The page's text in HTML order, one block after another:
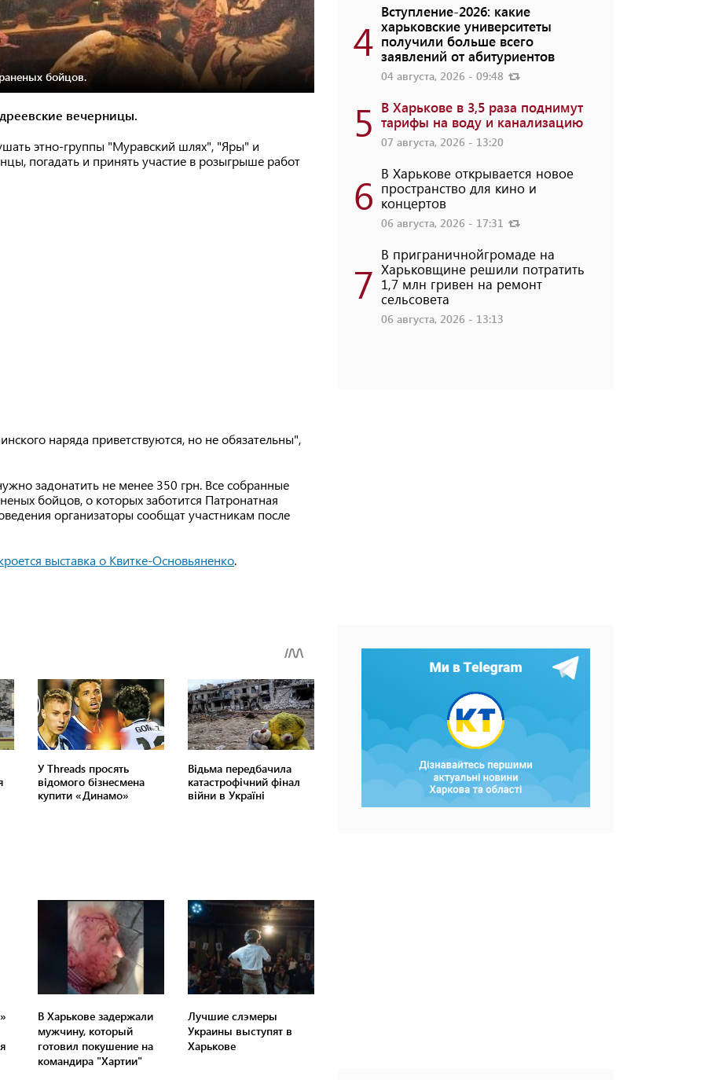
бойцов.
вечерницы.
этно-группы "Муравский шлях", "Яры" и
погадать и принять участие в розыгрыше работ
наряда приветствуются, но не обязательны",
задонатить не менее 350 грн. Все собранные
бойцов, о которых заботится Патронатная
организаторы сообщат участникам после
выставка о Квитке-Основьяненко.
В Харькове задержали
мужчину, который
готовил покушение на
командира "Хартии"
Лучшие слэмеры
Украины выступят в
Харькове
4
Вступление-2026: какие
харьковские университеты
получили больше всего
заявлений от абитуриентов
04 августа, 2026 - 09:48
5 В Харькове в 3,5 раза поднимут
тарифы на воду и канализацию
07 августа, 2026 - 13:20
6 В Харькове открывается новое
пространство для кино и
концертов
06 августа, 2026 - 17:31
7
В приграничнойгромаде на
Харьковщине решили потратить
1,7 млн ​​гривен на ремонт
сельсовета
06 августа, 2026 - 13:13